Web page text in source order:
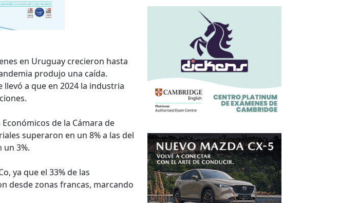
en Uruguay crecieron hasta
produjo una caída.
a que en 2024 la industria
de la Cámara de
superaron en un 8% a las del
3%.
ya que el 33% de las
desde zonas francas, marcando